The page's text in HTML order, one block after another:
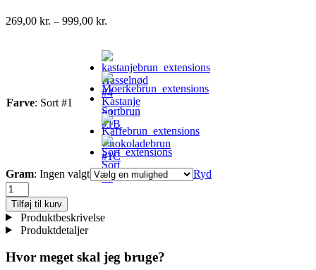
269,00 kr. – 999,00 kr.
999,00 kr.
Farve: Sort #1
Hasselnød
#4
Kastanje
#2
Sortbrun
#1B
Chokoladebrun
#1C
Sort
#1
Gram: Ingen valgt
Ryd
Cold
fusion
extensions
-
Sort
#1
antal
Tilføj til kurv
Produktbeskrivelse
Produktdetaljer
Hvor meget skal jeg bruge?